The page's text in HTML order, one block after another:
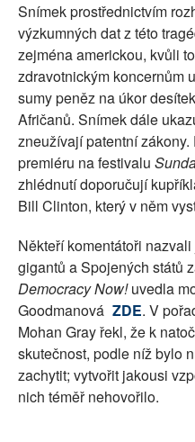
Snímek prostřednictvím
výzkumných dat z této
zejména americkou, kvůli
zdravotnickým koncernům
sumy peněz na úkor
Afričanů. Snímek dále
zneužívají patentní
premiéru na festivalu
zhlédnutí doporučují
Bill Clinton, který v něm
Někteří komentátoři
gigantů a Spojených států
Democracy Now!uvedla
Goodmanová ZDE. V
Mohan Gray řekl, že k
skutečnost, podle níž bylo
zachytit; vytvořit jakousi
nich téměř nehovořilo.